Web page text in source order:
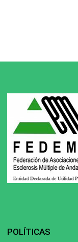
POLÍTICAS